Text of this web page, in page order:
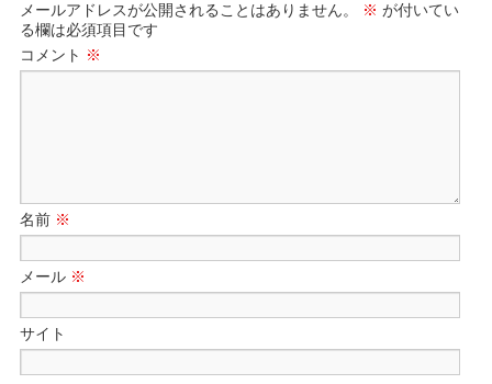
メールアドレスが公開されることはありません。 ※ が付いてい
る欄は必須項目です
コメント ※
名前 ※
メール ※
サイト